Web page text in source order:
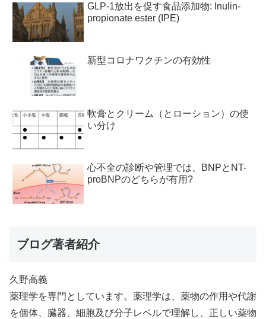
GLP-1放出を促す食品添加物: Inulin-
propionate ester (IPE)
新型コロナワクチンの有効性
軟膏とクリーム（とローション）の使
い分け
心不全の診断や管理では、BNPとNT-
proBNPのどちらが有用?
ブログ著者紹介
久野高義
薬理学を専門としています。薬理学は、薬物の作用や代謝
を個体、臓器、細胞及び分子レベルで理解し、正しい薬物